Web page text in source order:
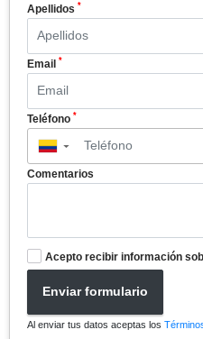
Apellidos *
Email *
Teléfono *
▼
Comentarios
Acepto recibir información
Enviar formulario
Al enviar tus datos aceptas los